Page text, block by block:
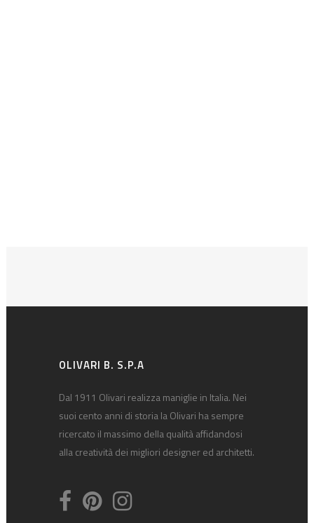
OLIVARI B. S.P.A
Dal 1911 Olivari realizza maniglie in Italia. Nei
suoi cento anni di storia la Olivari ha sempre
ricercato il massimo della qualità affidandosi
alla creatività dei migliori designer ed architetti.